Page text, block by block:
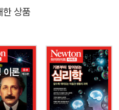
않을 것이다. 또 오랜 옛날부터
커다란 역할을 해 왔다. 별에 관
인간을 연결하는 가교이기도 했
월하는 다이내믹한 일이 끊임없
럼 죽어 가는 별이 있는가 하면, 새
한 상품